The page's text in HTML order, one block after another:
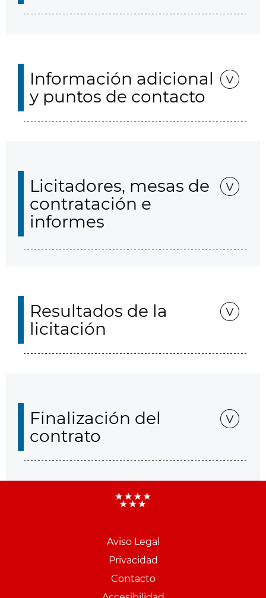
Información adicional
y puntos de contacto
Licitadores, mesas de
contratación e
informes
Resultados de la
licitación
Finalización del
contrato
Aviso Legal
Privacidad
Contacto